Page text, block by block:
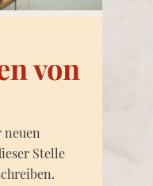
von
Stelle